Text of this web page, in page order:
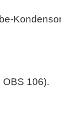
106).